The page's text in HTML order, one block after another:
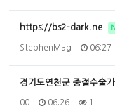
https://bs2-dark.ne N
StephenMag 06:27
경기도연천군 중절수술
00 06:26 1